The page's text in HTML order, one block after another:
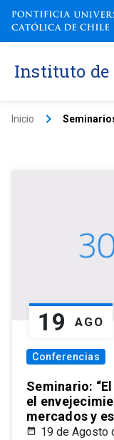
Instituto de
Inicio keyboard_arrow_right
19 AGO
Conferencias
Seminario:
el
mercados y
19 de Agosto